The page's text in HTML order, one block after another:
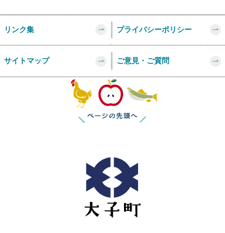
リンク集 プライバシーポリシー
サイトマップ ご意見・ご質問